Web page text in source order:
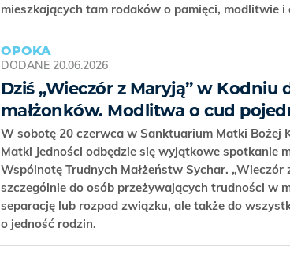
mieszkających tam rodaków o pamięci, modlitwie i
OPOKA
DODANE 20.06.2026
Dziś „Wieczór z Maryją” w Kodniu
małżonków. Modlitwa o cud
W sobotę 20 czerwca w Sanktuarium Matki Bożej
Matki Jedności odbędzie się wyjątkowe spotkanie
Wspólnotę Trudnych Małżeństw Sychar.
szczególnie do osób przeżywających trudności w
separację lub rozpad związku, ale także do
o jedność rodzin.